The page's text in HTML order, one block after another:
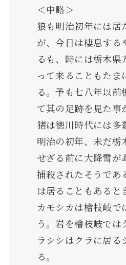
＜中略＞
狼も明治初年には居
が、今日は棲息する
るも、時には栃木県
って来ることもたま
る。予も七八年以前
て其の足跡を見た事
猪は徳川時代には多
明治の初年、未だ栃
せざる前に大降雪が
捕殺されたそうであ
は居ることもあると
カモシカは檜枝岐で
う。岩を檜枝岐では
ラシシはクラに居る
る。